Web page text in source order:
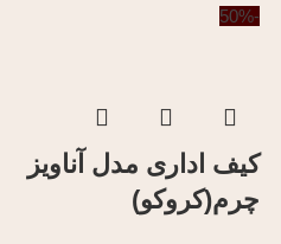
-50%
کیف اداری مدل آناویز
چرم(کروکو)